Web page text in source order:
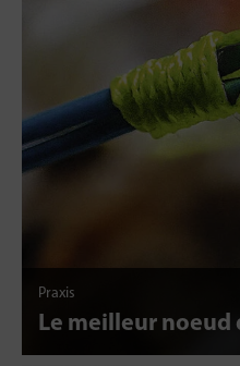
Praxis
Le meilleur noeud